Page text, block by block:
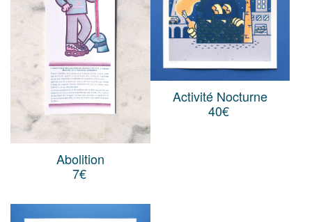
Abolition
7€
Activité Nocturne
40€